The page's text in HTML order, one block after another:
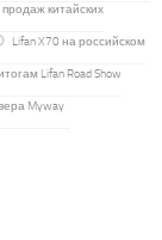
китайских
Lifan X70 на российском
Lifan Road Show
Myway